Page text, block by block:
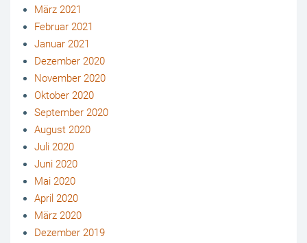
März 2021
Februar 2021
Januar 2021
Dezember 2020
November 2020
Oktober 2020
September 2020
August 2020
Juli 2020
Juni 2020
Mai 2020
April 2020
März 2020
Dezember 2019